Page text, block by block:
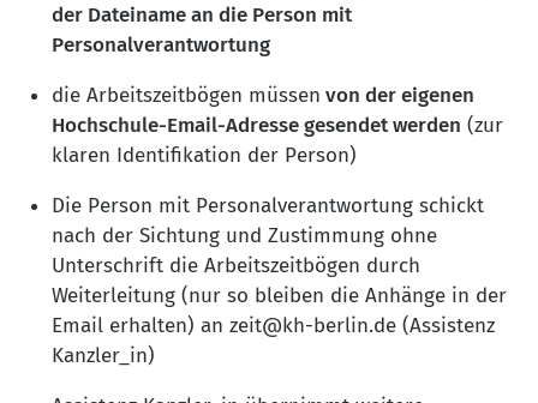
der Dateiname an die Person mit
Personalverantwortung
die Arbeitszeitbögen müssen von der eigenen
Hochschule-Email-Adresse gesendet werden (zur
klaren Identifikation der Person)
Die Person mit Personalverantwortung schickt
nach der Sichtung und Zustimmung ohne
Unterschrift die Arbeitszeitbögen durch
Weiterleitung (nur so bleiben die Anhänge in der
Email erhalten) an zeit@kh-berlin.de (Assistenz
Kanzler_in)